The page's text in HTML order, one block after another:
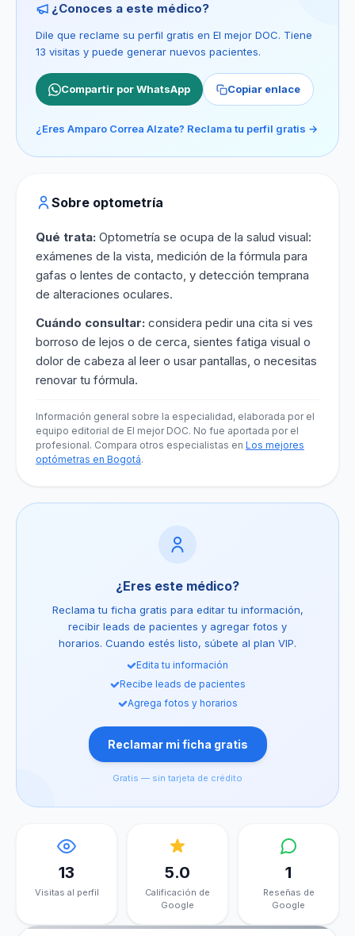
¿Conoces a este médico?
Dile que reclame su perfil gratis en El mejor DOC. Tiene
13 visitas y puede generar nuevos pacientes.
Compartir por WhatsApp Copiar enlace
¿Eres Amparo Correa Alzate? Reclama tu perfil gratis →
Sobre optometría
Qué trata: Optometría se ocupa de la salud visual:
exámenes de la vista, medición de la fórmula para
gafas o lentes de contacto, y detección temprana
de alteraciones oculares.
Cuándo consultar: considera pedir una cita si ves
borroso de lejos o de cerca, sientes fatiga visual o
dolor de cabeza al leer o usar pantallas, o necesitas
renovar tu fórmula.
Información general sobre la especialidad, elaborada por el
equipo editorial de El mejor DOC. No fue aportada por el
profesional. Compara otros especialistas en Los mejores
optómetras en Bogotá.
¿Eres este médico?
Reclama tu ficha gratis para editar tu información,
recibir leads de pacientes y agregar fotos y
horarios. Cuando estés listo, súbete al plan VIP.
Edita tu información
Recibe leads de pacientes
Agrega fotos y horarios
Reclamar mi ficha gratis
Gratis — sin tarjeta de crédito
13
Visitas al perfil
5.0
Calificación de
Google
1
Reseñas de
Google